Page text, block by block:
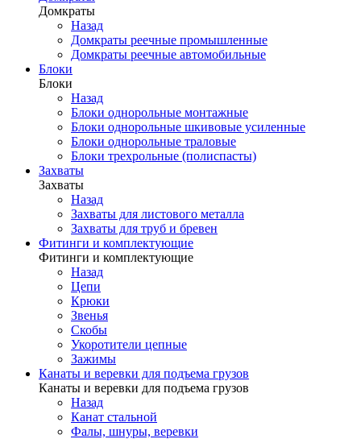
Домкраты
Назад
Домкраты реечные промышленные
Домкраты реечные автомобильные
Блоки
Блоки
Назад
Блоки однорольные монтажные
Блоки однорольные шкивовые усиленные
Блоки однорольные траловые
Блоки трехрольные (полиспасты)
Захваты
Захваты
Назад
Захваты для листового металла
Захваты для труб и бревен
Фитинги и комплектующие
Фитинги и комплектующие
Назад
Цепи
Крюки
Звенья
Скобы
Укоротители цепные
Зажимы
Канаты и веревки для подъема грузов
Канаты и веревки для подъема грузов
Назад
Канат стальной
Фалы, шнуры, веревки